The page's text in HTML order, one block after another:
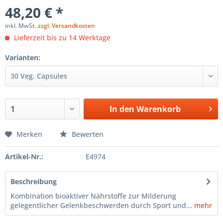
48,20 € *
inkl. MwSt.zzgl. Versandkosten
Lieferzeit bis zu 14 Werktage
Varianten:
In den Warenkorb
Merken Bewerten
Artikel-Nr.: E4974
Beschreibung
Kombination bioaktiver Nährstoffe zur Milderung
gelegentlicher Gelenkbeschwerden durch Sport und... mehr